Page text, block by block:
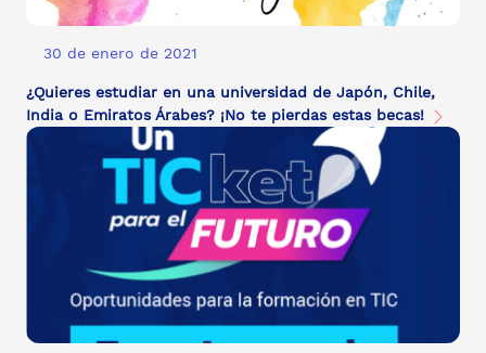
30 de enero de 2021
¿Quieres estudiar en una universidad de Japón, Chile,
India o Emiratos Árabes? ¡No te pierdas estas becas!